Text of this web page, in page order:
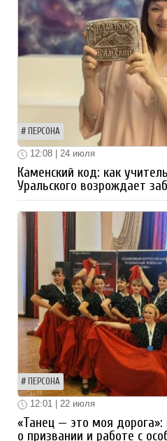
ПЕРСОНА
12:08 | 24 июля
Каменский код: как
Уральского возрождает
ПЕРСОНА
12:01 | 22 июля
«Танец — это моя дорога»:
о призвании и работе с